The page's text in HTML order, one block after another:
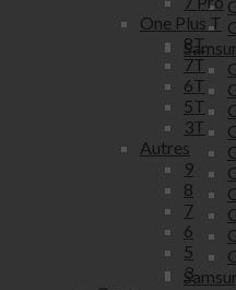
One Plus T
8T
7T
6T
5T
3T
Autres
9
8
7
6
5
3